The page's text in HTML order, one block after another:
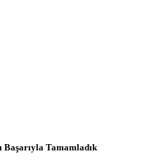
Başarıyla Tamamladık